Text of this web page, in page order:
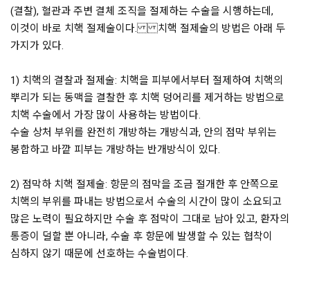
(결찰), 혈관과 주변 결체 조직을 절제하는 수술을 시행하는데,
이것이 바로 치핵 절제술이다. 치핵 절제술의 방법은 아래 두
가지가 있다.
1) 치핵의 결찰과 절제술: 치핵을 피부에서부터 절제하여 치핵의
뿌리가 되는 동맥을 결찰한 후 치핵 덩어리를 제거하는 방법으로
치핵 수술에서 가장 많이 사용하는 방법이다.
수술 상처 부위를 완전히 개방하는 개방식과, 안의 점막 부위는
봉합하고 바깥 피부는 개방하는 반개방식이 있다.
2) 점막하 치핵 절제술: 항문의 점막을 조금 절개한 후 안쪽으로
치핵의 부위를 파내는 방법으로서 수술의 시간이 많이 소요되고
많은 노력이 필요하지만 수술 후 점막이 그대로 남아 있고, 환자의
통증이 덜할 뿐 아니라, 수술 후 항문에 발생할 수 있는 협착이
심하지 않기 때문에 선호하는 수술법이다.